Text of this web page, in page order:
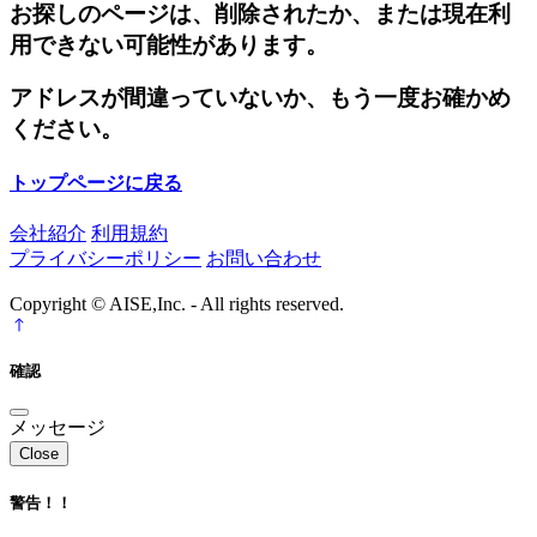
お探しのページは、削除されたか、または現在利
用できない可能性があります。
アドレスが間違っていないか、もう一度お確かめ
ください。
トップページに戻る
会社紹介 利用規約
プライバシーポリシー お問い合わせ
Copyright © AISE,Inc. - All rights reserved.
確認
メッセージ
Close
警告！！